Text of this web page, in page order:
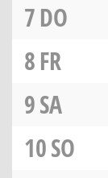
7DO
8FR
9SA
10SO